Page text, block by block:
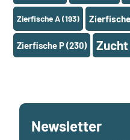
Zierfische A(193)
Zierfische P(230) Zucht
Newsletter